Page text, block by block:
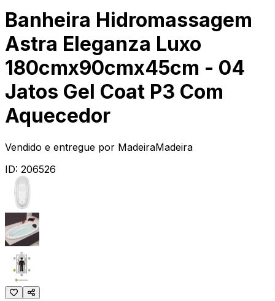
Banheira Hidromassagem
Astra Eleganza Luxo
180cmx90cmx45cm - 04
Jatos Gel Coat P3 Com
Aquecedor
Vendido e entregue por MadeiraMadeira
ID: 206526